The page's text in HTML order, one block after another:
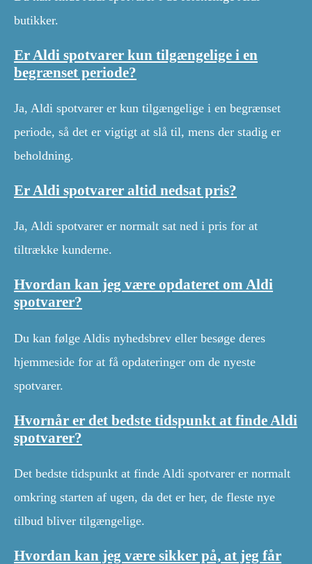
butikker.
Er Aldi spotvarer kun tilgængelige i en
begrænset periode?
Ja, Aldi spotvarer er kun tilgængelige i en begrænset
periode, så det er vigtigt at slå til, mens der stadig er
beholdning.
Er Aldi spotvarer altid nedsat pris?
Ja, Aldi spotvarer er normalt sat ned i pris for at
tiltrække kunderne.
Hvordan kan jeg være opdateret om Aldi
spotvarer?
Du kan følge Aldis nyhedsbrev eller besøge deres
hjemmeside for at få opdateringer om de nyeste
spotvarer.
Hvornår er det bedste tidspunkt at finde Aldi
spotvarer?
Det bedste tidspunkt at finde Aldi spotvarer er normalt
omkring starten af ugen, da det er her, de fleste nye
tilbud bliver tilgængelige.
Hvordan kan jeg være sikker på, at jeg får